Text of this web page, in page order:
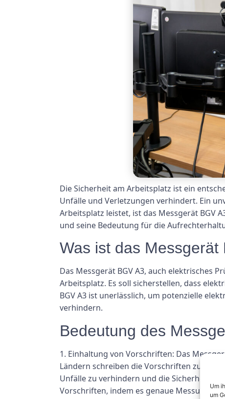
Um
um
Die Sicherheit am Arbeitsplatz ist ein
Unfälle und Verletzungen verhindert. Ein
Arbeitsplatz leistet, ist das Messgerät BGV
und seine Bedeutung für die
Was ist das Messgerät
Das Messgerät BGV A3, auch elektrisches
Arbeitsplatz. Es soll sicherstellen, dass
BGV A3 ist unerlässlich, um potenzielle
verhindern.
Bedeutung des
1. Einhaltung von Vorschriften: Das
Ländern schreiben die Vorschriften zur
Unfälle zu verhindern und die Sicherheit
Vorschriften, indem es genaue Messungen